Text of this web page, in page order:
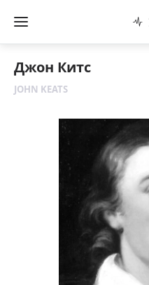
Джон Китс
JOHN KEATS